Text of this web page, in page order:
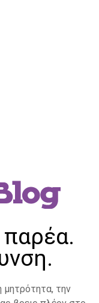
μητρότητα, την